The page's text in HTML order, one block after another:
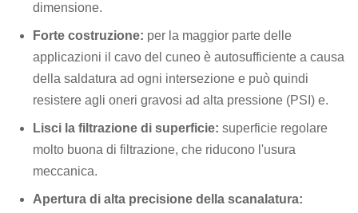
dimensione.
Forte costruzione: per la maggior parte delle
applicazioni il cavo del cuneo è autosufficiente a causa
della saldatura ad ogni intersezione e può quindi
resistere agli oneri gravosi ad alta pressione (PSI) e.
Lisci la filtrazione di superficie: superficie regolare
molto buona di filtrazione, che riducono l'usura
meccanica.
Apertura di alta precisione della scanalatura: